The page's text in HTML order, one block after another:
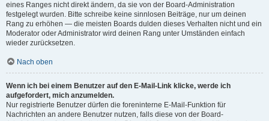
eines Ranges nicht direkt ändern, da sie von der Board-Administration
festgelegt wurden. Bitte schreibe keine sinnlosen Beiträge, nur um deinen
Rang zu erhöhen — die meisten Boards dulden dieses Verhalten nicht und ein
Moderator oder Administrator wird deinen Rang unter Umständen einfach
wieder zurücksetzen.
Nach oben
Wenn ich bei einem Benutzer auf den E-Mail-Link klicke, werde ich
aufgefordert, mich anzumelden.
Nur registrierte Benutzer dürfen die foreninterne E-Mail-Funktion für
Nachrichten an andere Benutzer nutzen, falls diese von der Board-